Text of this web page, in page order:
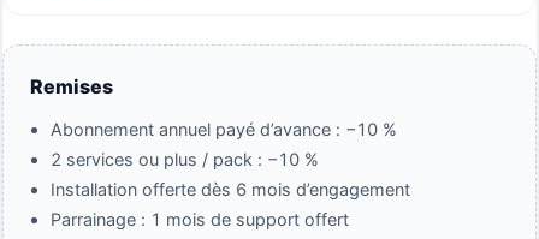
Remises
Abonnement annuel payé d’avance : −10 %
2 services ou plus / pack : −10 %
Installation offerte dès 6 mois d’engagement
Parrainage : 1 mois de support offert